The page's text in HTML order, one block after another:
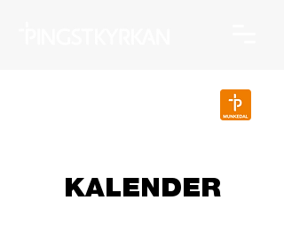
KALENDER